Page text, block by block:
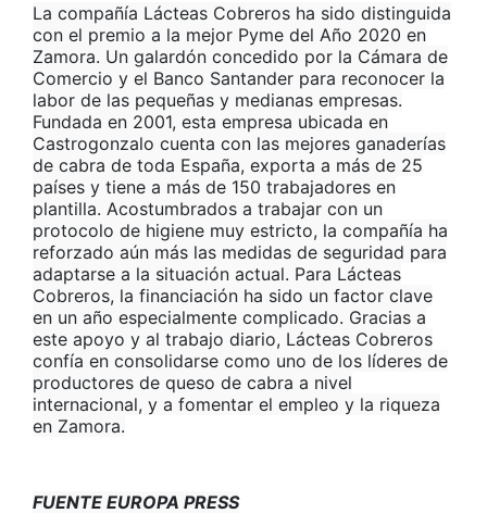
La compañía Lácteas Cobreros ha sido distinguida
con el premio a la mejor Pyme del Año 2020 en
Zamora. Un galardón concedido por la Cámara de
Comercio y el Banco Santander para reconocer la
labor de las pequeñas y medianas empresas.
Fundada en 2001, esta empresa ubicada en
Castrogonzalo cuenta con las mejores ganaderías
de cabra de toda España, exporta a más de 25
países y tiene a más de 150 trabajadores en
plantilla. Acostumbrados a trabajar con un
protocolo de higiene muy estricto, la compañía ha
reforzado aún más las medidas de seguridad para
adaptarse a la situación actual. Para Lácteas
Cobreros, la financiación ha sido un factor clave
en un año especialmente complicado. Gracias a
este apoyo y al trabajo diario, Lácteas Cobreros
confía en consolidarse como uno de los líderes de
productores de queso de cabra a nivel
internacional, y a fomentar el empleo y la riqueza
en Zamora.
FUENTE EUROPA PRESS